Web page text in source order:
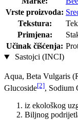
Vrste proizvoda:
Tekstura:
Primjena:
Učinak čišćenja:
Sastojci (INCI)
Aqua, Beta Vulgaris
Glucoside[2], Sodium
iz ekološkog
Biljnog